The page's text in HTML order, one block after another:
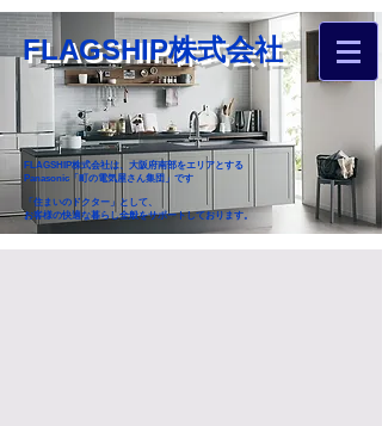
FLAGSHIP株式会社
FLAGSHIP株式会社は、大阪府南部をエリアとする
Panasonic「町の電気屋さん集団」です
「住まいのドクター」として、
お客様の快適な暮らし全般をサポートしております。